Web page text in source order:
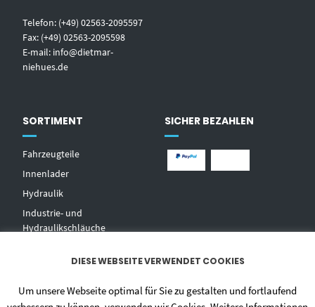
Telefon: (+49) 02563-2095597
Fax: (+49) 02563-2095598
E-mail: info@dietmar-
niehues.de
SORTIMENT
Fahrzeugteile
Innenlader
Hydraulik
Industrie- und
Hydraulikschläuche
Zentralschmierungen
Hochdruckwaschgeräte und
SICHER BEZAHLEN
DIESE WEBSEITE VERWENDET COOKIES
Um unsere Webseite optimal für Sie zu gestalten und fortlaufend